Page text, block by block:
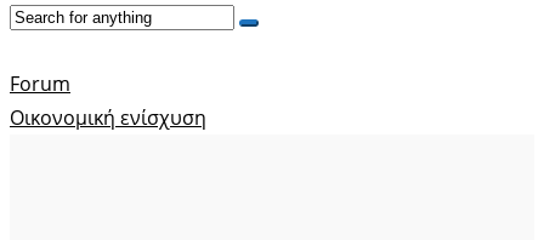
Forum
Οικονομική ενίσχυση